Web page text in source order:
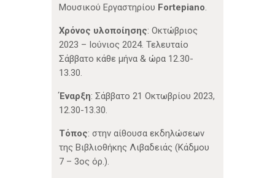
Μουσικού Εργαστηρίου Fortepiano.
Χρόνος υλοποίησης: Οκτώβριος
2023 – Ιούνιος 2024. Τελευταίο
Σάββατο κάθε μήνα & ώρα 12.30-
13.30.
Έναρξη: Σάββατο 21 Οκτωβρίου 2023,
12.30-13.30.
Τόπος: στην αίθουσα εκδηλώσεων
της Βιβλιοθήκης Λιβαδειάς (Κάδμου
7 – 3ος όρ.).